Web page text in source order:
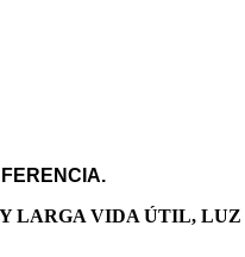
LARGA VIDA ÚTIL,